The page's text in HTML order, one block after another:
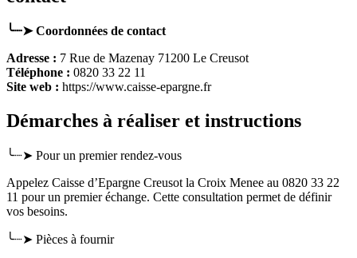
╰┈➤ Coordonnées de contact
Adresse : 7 Rue de Mazenay 71200 Le Creusot
Téléphone : 0820 33 22 11
Site web : https://www.caisse-epargne.fr
Démarches à réaliser et instructions
╰┈➤ Pour un premier rendez-vous
Appelez Caisse d’Epargne Creusot la Croix Menee au 0820 33 22
11 pour un premier échange. Cette consultation permet de définir
vos besoins.
╰┈➤ Pièces à fournir